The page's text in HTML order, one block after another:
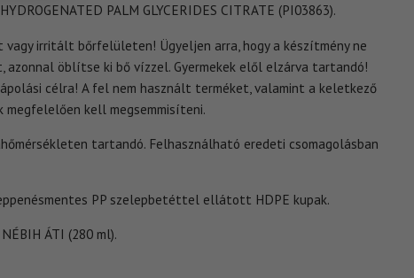
PALM GLYCERIDES CITRATE (PI03863).
vagy irritált bőrfelületen! Ügyeljen arra, hogy a készítmény ne
azonnal öblítse ki bő vízzel. Gyermekek elől elzárva tartandó!
célra! A fel nem használt terméket, valamint a keletkező
kell megsemmisíteni.
tartandó. Felhasználható eredeti csomagolásban
PP szelepbetéttel ellátott HDPE kupak.
ÁTI (280 ml).